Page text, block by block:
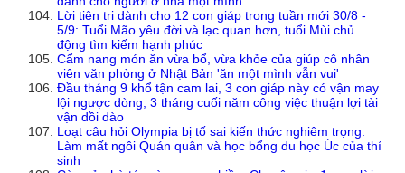
Lời tiên tri dành cho 12 con giáp trong tuần mới 30/8 -
5/9: Tuổi Mão yêu đời và lạc quan hơn, tuổi Mùi chủ
động tìm kiếm hạnh phúc
Cẩm nang món ăn vừa bổ, vừa khỏe của giúp cô nhân
viên văn phòng ở Nhật Bản 'ăn một mình vẫn vui'
Đầu tháng 9 khổ tận cam lai, 3 con giáp này có vận may
lội ngược dòng, 3 tháng cuối năm công việc thuận lợi tài
vận dồi dào
Loạt câu hỏi Olympia bị tố sai kiến thức nghiêm trọng:
Làm mất ngôi Quán quân và học bổng du học Úc của thí
sinh